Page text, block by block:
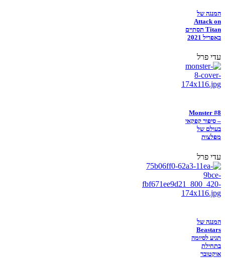
המנגה של
Attack on
Titan תסתיים
באפריל 2021
עדי פרל
Monster #8
– סיפור קפקאי
בעולם של
מפלצות
עדי פרל
המנגה של
Beastars
תגיע לסיומה
בתחילת
אוקטובר